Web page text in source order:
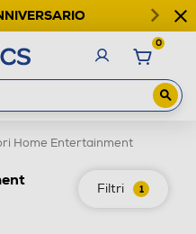
0
Home Entertainment
Filtri 1